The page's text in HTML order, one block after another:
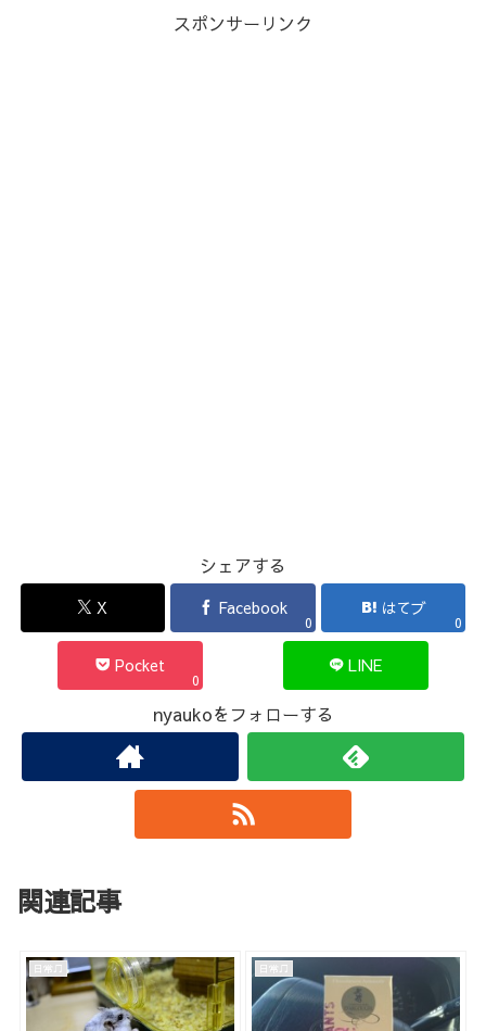
スポンサーリンク
シェアする
X Facebook
0
はてブ
0
Pocket
0
LINE
nyaukoをフォローする
関連記事
日常♫ 日常♫